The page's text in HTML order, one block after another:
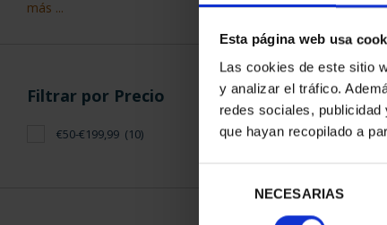
Esta página web usa
Las cookies de este sitio
y analizar el tráfico.
redes sociales,
que hayan recopilado a
consentimiento
NECESARIAS
más ...
Filtrar por Precio
€50-€199,99 (10)